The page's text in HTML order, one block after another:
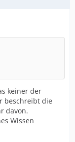
keiner der
beschreibt die
davon.
Wissen